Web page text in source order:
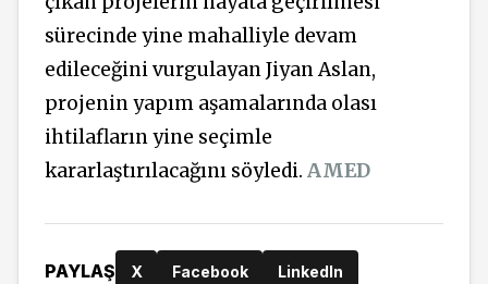
sürecinde yine mahalliyle devam
edileceğini vurgulayan Jiyan Aslan,
projenin yapım aşamalarında olası
ihtilafların yine seçimle
kararlaştırılacağını söyledi. AMED
PAYLAŞ X Facebook LinkedIn